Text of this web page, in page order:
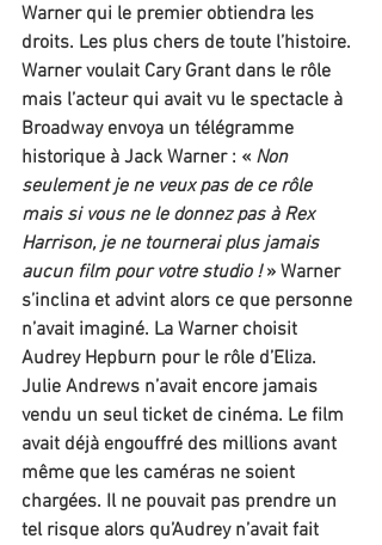
Warner qui le premier obtiendra les
droits. Les plus chers de toute l’histoire.
Warner voulait Cary Grant dans le rôle
mais l’acteur qui avait vu le spectacle à
Broadway envoya un télégramme
historique à Jack Warner : « Non
seulement je ne veux pas de ce rôle
mais si vous ne le donnez pas à Rex
Harrison, je ne tournerai plus jamais
aucun film pour votre studio ! » Warner
s’inclina et advint alors ce que personne
n’avait imaginé. La Warner choisit
Audrey Hepburn pour le rôle d’Eliza.
Julie Andrews n’avait encore jamais
vendu un seul ticket de cinéma. Le film
avait déjà engouffré des millions avant
même que les caméras ne soient
chargées. Il ne pouvait pas prendre un
tel risque alors qu’Audrey n’avait fait